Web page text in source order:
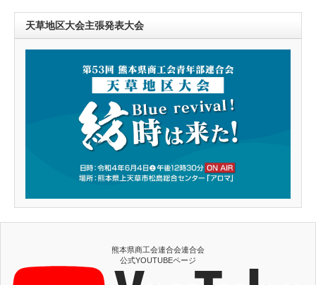
天草地区大会主張発表大会
熊本県商工会連合会連合会
公式YOUTUBEページ